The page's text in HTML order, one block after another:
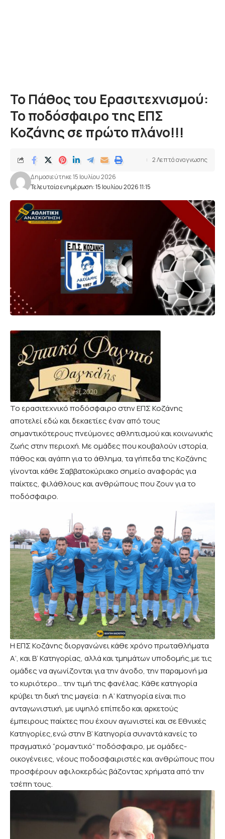
Το Πάθος του Ερασιτεχνισμού:
Το ποδόσφαιρο της ΕΠΣ
Κοζάνης σε πρώτο πλάνο!!!
Τελευταία ενημέρωση: 15 Ιουλίου 2026 11:15
Δημοσιεύτηκε 15 Ιουλίου 2026
2 Λεπτά αναγνωσης
Το ερασιτεχνικό ποδόσφαιρο στην ΕΠΣ Κοζάνης
αποτελεί εδώ και δεκαετίες έναν από τους
σημαντικότερους πνεύμονες αθλητισμού και κοινωνικής
ζωής στην περιοχή. Με ομάδες που κουβαλούν ιστορία,
πάθος και αγάπη για το άθλημα, τα γήπεδα της Κοζάνης
γίνονται κάθε Σαββατοκύριακο σημείο αναφοράς για
παίκτες, φιλάθλους και ανθρώπους που ζουν για το
ποδόσφαιρο.
Η ΕΠΣ Κοζάνης διοργανώνει κάθε χρόνο πρωταθλήματα
Α’, και Β’ Κατηγορίας, αλλά και τμημάτων υποδομής,με τις
ομάδες να αγωνίζονται για την άνοδο, την παραμονή μα
το κυριότερο… την τιμή της φανέλας. Κάθε κατηγορία
κρύβει τη δική της μαγεία: η Α’ Κατηγορία είναι πιο
ανταγωνιστική, με υψηλό επίπεδο και αρκετούς
έμπειρους παίκτες που έχουν αγωνιστεί και σε Εθνικές
Κατηγορίες,ενώ στην Β’ Κατηγορία συναντά κανείς το
πραγματικό “ρομαντικό” ποδόσφαιρο, με ομάδες-
οικογένειες, νέους ποδοσφαιριστές και ανθρώπους που
προσφέρουν αφιλοκερδώς βάζοντας χρήματα από την
τσέπη τους.